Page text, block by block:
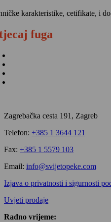
karakteristike, cetifikate, i
fuga
Zagrebačka cesta 191, Zagreb
Telefon: +385 1 3644 121
Fax: +385 1 5579 103
Email: info@svijetopeke.com
Izjava o privatnosti i sigurnosti
Uvjeti prodaje
Radno vrijeme: